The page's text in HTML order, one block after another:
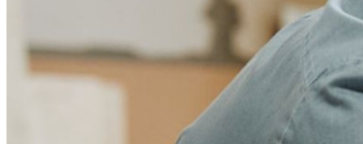
Déverrouillez les fonctions de la clé de sécurité et bien plus
encore en quelques lignes de code.
Documentation du Développeur